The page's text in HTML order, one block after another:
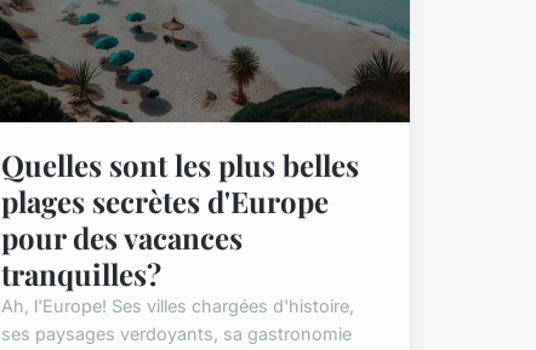
Quelles sont les plus belles
plages secrètes d'Europe
pour des vacances
tranquilles?
Ah, l'Europe! Ses villes chargées d'histoire,
ses paysages verdoyants, sa gastronomie